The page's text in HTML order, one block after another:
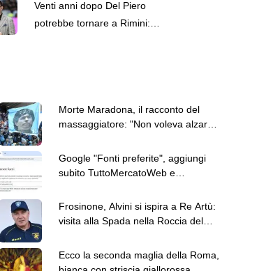
Venti anni dopo Del Piero
potrebbe tornare a Rimini:
Morte Maradona, il racconto del
massaggiatore: "Non voleva alzarsi
Google "Fonti preferite", aggiungi
subito TuttoMercatoWeb e
Frosinone, Alvini si ispira a Re Artù:
visita alla Spada nella Roccia del
Ecco la seconda maglia della Roma,